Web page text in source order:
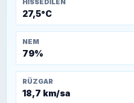
HISSEDILEN
27,5°C
NEM
79%
RÜZGAR
18,7 km/sa